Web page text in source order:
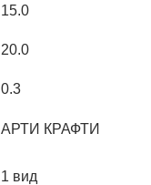
15.0
20.0
0.3
АРТИ КРАФТИ
1 вид